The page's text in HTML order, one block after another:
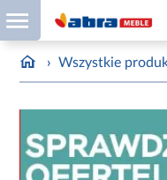
› Wszystkie